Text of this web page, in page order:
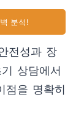
분석!
전성과 장
상담에서
점을 명확히